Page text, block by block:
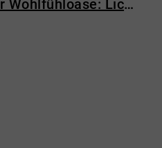
Willkommen in Ihrer Wohlfühloase: Lichtdurchflutete 3-Zimmer-Wohnung im Grünen mit Balkon